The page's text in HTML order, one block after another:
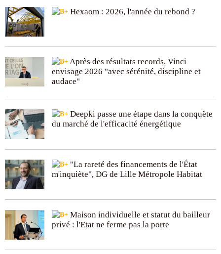
Hexaom : 2026, l'année du rebond ?
Après des résultats records, Vinci
envisage 2026 "avec sérénité, discipline et
audace"
Deepki passe une étape dans la conquête
du marché de l'efficacité énergétique
"La rareté des financements de l'État
m'inquiète", DG de Lille Métropole Habitat
Maison individuelle et statut du bailleur
privé : l'Etat ne ferme pas la porte